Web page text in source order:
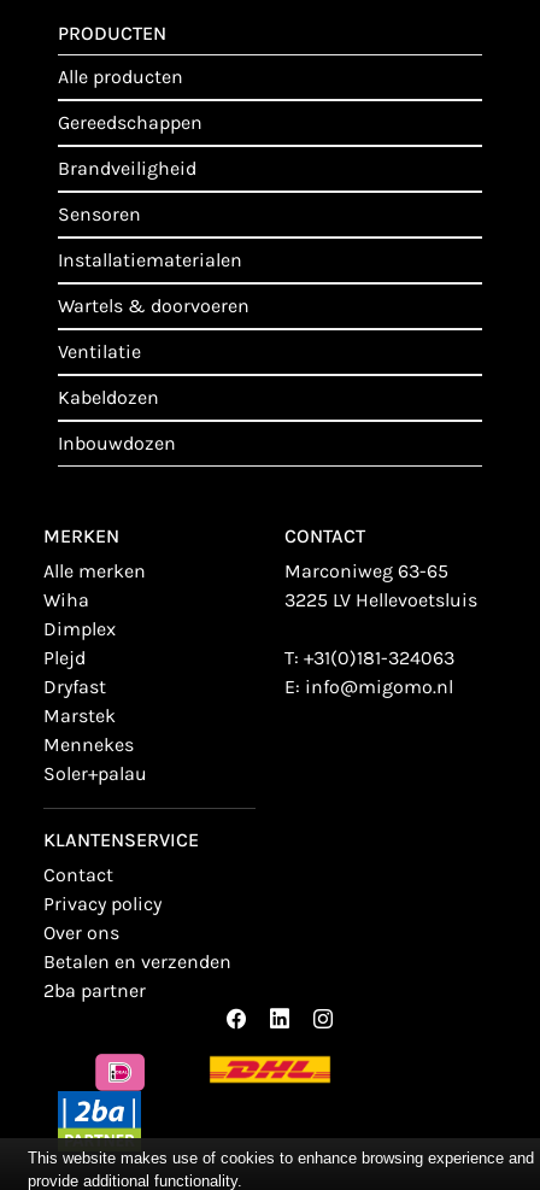
PRODUCTEN
alle producten
gereedschappen
brandveiligheid
sensoren
installatiematerialen
wartels & doorvoeren
ventilatie
kabeldozen
inbouwdozen
MERKEN
alle merken
wiha
dimplex
plejd
dryfast
marstek
mennekes
soler+palau
KLANTENSERVICE
contact
privacy policy
over ons
betalen en verzenden
2ba partner
CONTACT
Marconiweg 63-65
3225 LV Hellevoetsluis
T: +31(0)181-324063
E: info@migomo.nl
This website makes use of cookies to enhance browsing experience and
provide additional functionality.